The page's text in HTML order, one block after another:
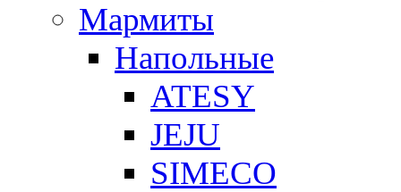
Мармиты
Напольные
ATESY
JEJU
SIMECO